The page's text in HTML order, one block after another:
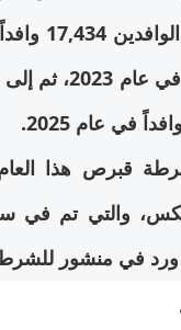
والتي تم في